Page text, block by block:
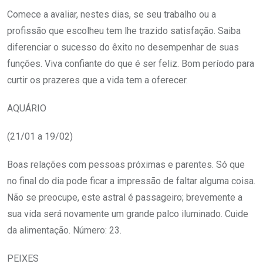
Comece a avaliar, nestes dias, se seu trabalho ou a
profissão que escolheu tem lhe trazido satisfação. Saiba
diferenciar o sucesso do êxito no desempenhar de suas
funções. Viva confiante do que é ser feliz. Bom período para
curtir os prazeres que a vida tem a oferecer.
AQUÁRIO
(21/01 a 19/02)
Boas relações com pessoas próximas e parentes. Só que
no final do dia pode ficar a impressão de faltar alguma coisa.
Não se preocupe, este astral é passageiro; brevemente a
sua vida será novamente um grande palco iluminado. Cuide
da alimentação. Número: 23.
PEIXES